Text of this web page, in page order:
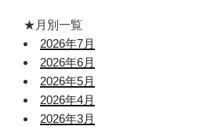
★月別一覧
2026年7月
2026年6月
2026年5月
2026年4月
2026年3月